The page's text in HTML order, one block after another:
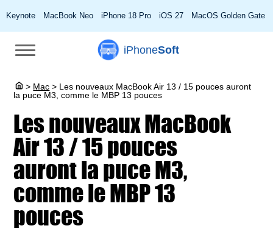
Keynote MacBook Neo iPhone 18 Pro iOS 27 MacOS Golden Gate
iPhoneSoft
> Mac > Les nouveaux MacBook Air 13 / 15 pouces auront
la puce M3, comme le MBP 13 pouces
Les nouveaux MacBook
Air 13 / 15 pouces
auront la puce M3,
comme le MBP 13
pouces